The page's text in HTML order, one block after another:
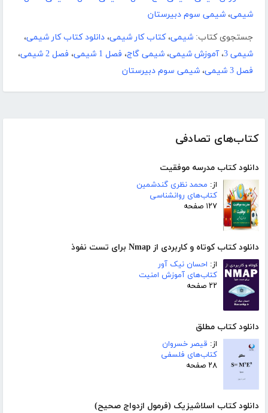
کتاب‌های تصادفی
دانلود کتاب مدرسه موفقیت
از: محمد نظری گندشمین
کتاب‌های روانشناسی
۱۲۷ صفحه
دانلود کتاب کوتاه و کاربردی از Nmap برای تست نفوذ
از: احسان نیک آور
کتاب‌های آموزش امنیت
۲۲ صفحه
دانلود کتاب مطلق
از: قیصر خسروان
کتاب‌های فلسفی
۲۸ صفحه
دانلود کتاب اسلاشیزیک (فرمول ازدواج صحیح)
شیمی، شیمی سوم دبیرستان
جستجوی کتاب: شیمی،کتاب کار شیمی، دانلود کتاب کار شیمی،
شیمی 3 ،آموزش شیمی، شیمی گاج، فصل 1 شیمی ، فصل 2 شیمی
،
فصل 3 شیمی
، شیمی سوم دبیرستان